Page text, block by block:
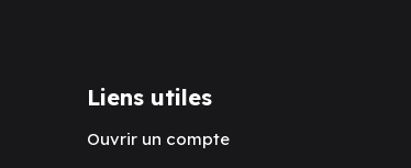
Liens utiles
Ouvrir un compte